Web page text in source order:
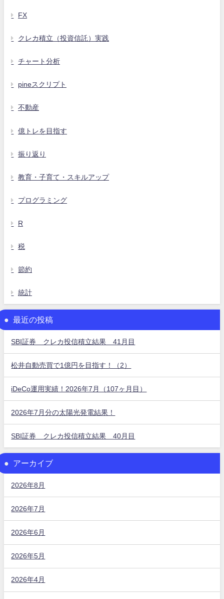
FX
クレカ積立（投資信託）実践
チャート分析
pineスクリプト
不動産
億トレを目指す
振り返り
教育・子育て・スキルアップ
プログラミング
R
税
節約
統計
最近の投稿
SBI証券 クレカ投信積立結果 41月目
松井自動売買で1億円を目指す！（2）
iDeCo運用実績！2026年7月（107ヶ月目）
2026年7月分の太陽光発電結果！
SBI証券 クレカ投信積立結果 40月目
アーカイブ
2026年8月
2026年7月
2026年6月
2026年5月
2026年4月